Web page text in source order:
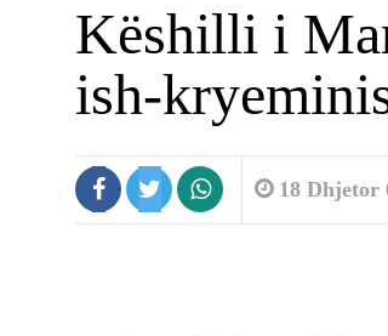
Këshilli i
ish-
18 Dhjetor